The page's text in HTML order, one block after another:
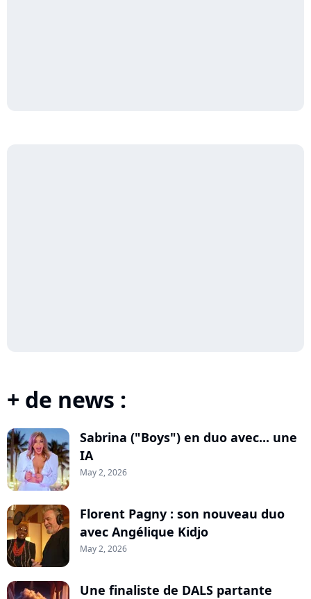
+ de news :
Sabrina ("Boys") en duo avec... une
IA
May 2, 2026
Florent Pagny : son nouveau duo
avec Angélique Kidjo
May 2, 2026
Une finaliste de DALS partante